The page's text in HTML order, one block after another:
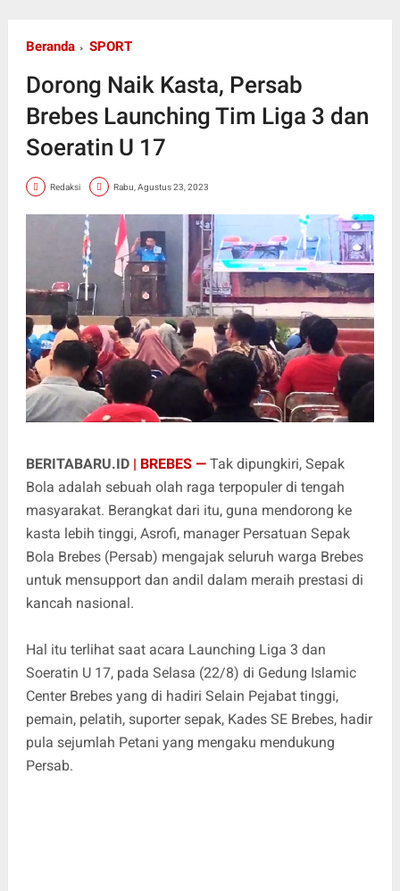
Beranda SPORT
Dorong Naik Kasta, Persab
Brebes Launching Tim Liga 3 dan
Soeratin U 17
Redaksi Rabu, Agustus 23, 2023
BERITABARU.ID | BREBES —Tak dipungkiri, Sepak
Bola adalah sebuah olah raga terpopuler di tengah
masyarakat. Berangkat dari itu, guna mendorong ke
kasta lebih tinggi, Asrofi, manager Persatuan Sepak
Bola Brebes (Persab) mengajak seluruh warga Brebes
untuk mensupport dan andil dalam meraih prestasi di
kancah nasional.
Hal itu terlihat saat acara Launching Liga 3 dan
Soeratin U 17, pada Selasa (22/8) di Gedung Islamic
Center Brebes yang di hadiri Selain Pejabat tinggi,
pemain, pelatih, suporter sepak, Kades SE Brebes, hadir
pula sejumlah Petani yang mengaku mendukung
Persab.